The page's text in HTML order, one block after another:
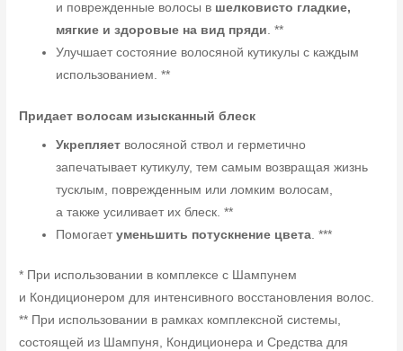
и поврежденные волосы в шелковисто гладкие,
мягкие и здоровые на вид пряди. **
Улучшает состояние волосяной кутикулы с каждым
использованием. **
Придает волосам изысканный блеск
Укрепляет волосяной ствол и герметично
запечатывает кутикулу, тем самым возвращая жизнь
тусклым, поврежденным или ломким волосам,
а также усиливает их блеск. **
Помогаетуменьшить потускнение цвета . ***
* При использовании в комплексе с Шампунем
и Кондиционером для интенсивного восстановления волос.
** При использовании в рамках комплексной системы,
состоящей из Шампуня, Кондиционера и Средства для